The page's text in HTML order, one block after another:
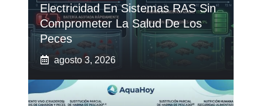
Electricidad En Sistemas RAS Sin
Comprometer La Salud De Los
Peces
agosto 3, 2026